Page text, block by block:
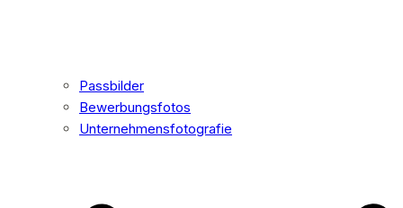
Passbilder
Bewerbungsfotos
Unternehmensfotografie